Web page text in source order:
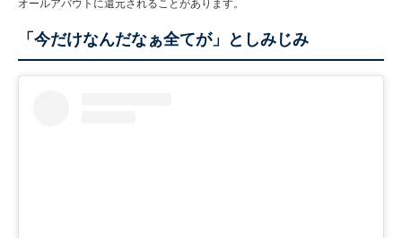
オールアバウトに還元されることがあります。
「今だけなんだなぁ全てが」としみじみ